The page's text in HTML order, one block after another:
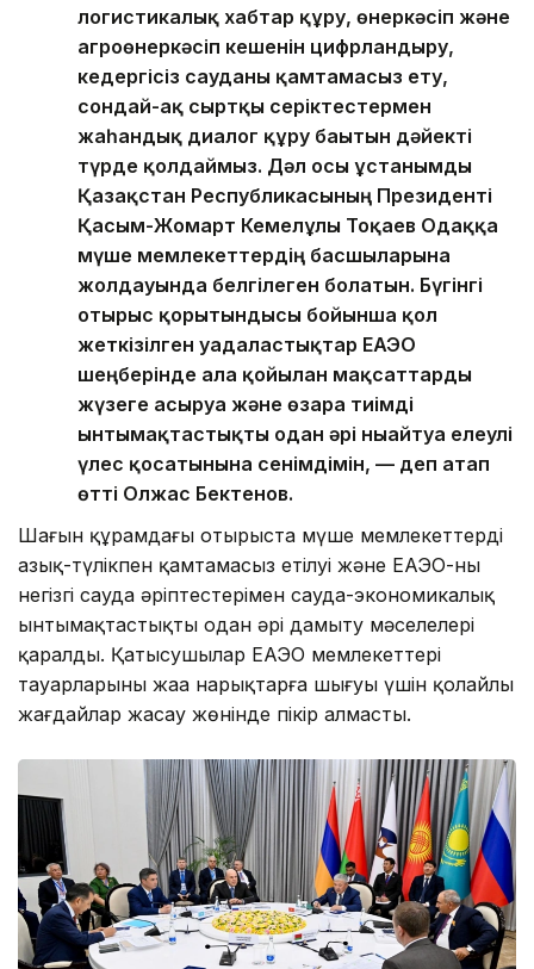
логистикалық хабтар құру, өнеркәсіп және
агроөнеркәсіп кешенін цифрландыру,
кедергісіз сауданы қамтамасыз ету,
сондай-ақ сыртқы серіктестермен
жаһандық диалог құру бағытын дәйекті
түрде қолдаймыз. Дәл осы ұстанымды
Қазақстан Республикасының Президенті
Қасым-Жомарт Кемелұлы Тоқаев Одаққа
мүше мемлекеттердің басшыларына
жолдауында белгілеген болатын. Бүгінгі
отырыс қорытындысы бойынша қол
жеткізілген уағдаластықтар ЕАЭО
шеңберінде алға қойылған мақсаттарды
жүзеге асыруға және өзара тиімді
ынтымақтастықты одан әрі нығайтуға елеулі
үлес қосатынына сенімдімін, — деп атап
өтті Олжас Бектенов.
Шағын құрамдағы отырыста мүше мемлекеттердің
азық-түлікпен қамтамасыз етілуі және ЕАЭО-ның
негізгі сауда әріптестерімен сауда-экономикалық
ынтымақтастықты одан әрі дамыту мәселелері
қаралды. Қатысушылар ЕАЭО мемлекеттері
тауарларының жаңа нарықтарға шығуы үшін қолайлы
жағдайлар жасау жөнінде пікір алмасты.